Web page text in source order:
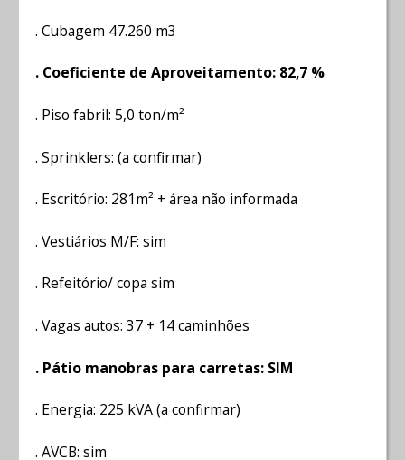
. Cubagem 47.260 m3
. Coeficiente de Aproveitamento: 82,7 %
. Piso fabril: 5,0 ton/m²
. Sprinklers: (a confirmar)
. Escritório: 281m² + área não informada
. Vestiários M/F: sim
. Refeitório/ copa sim
. Vagas autos: 37 + 14 caminhões
. Pátio manobras para carretas: SIM
. Energia: 225 kVA (a confirmar)
. AVCB: sim